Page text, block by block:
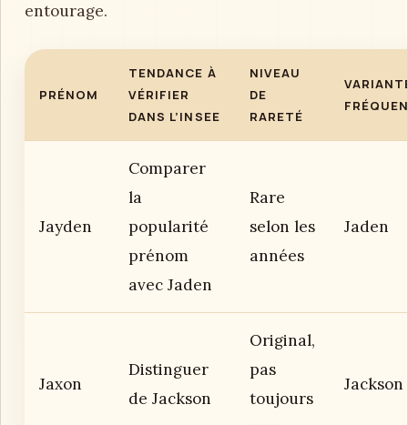
entourage.
PRÉNOM
TENDANCE À
VÉRIFIER
DANS L’INSEE
NIVEAU
DE
RARETÉ
Jayden
Comparer
la
popularité
prénom
avec Jaden
Rare
selon les
années
Jaden
Jaxon
Distinguer
de Jackson
Original,
pas
toujours
Jackson